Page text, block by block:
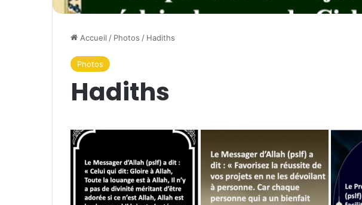
Accueil / Photos / Hadiths
Photos
Hadiths